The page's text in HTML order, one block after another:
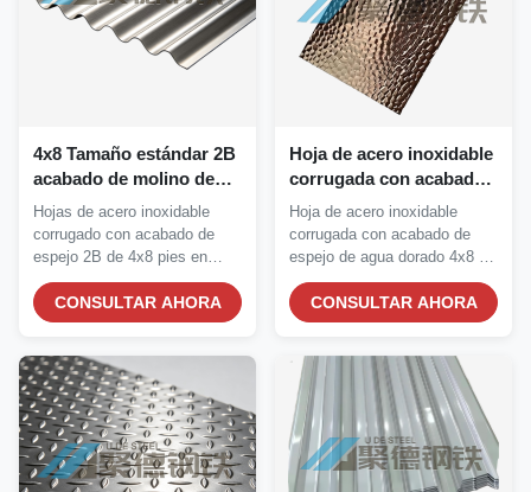
4x8 Tamaño estándar 2B
acabado de molino de
acero inoxidable
corrugado con alta
resistencia a la corrosión
Hojas de acero inoxidable
corrugado con acabado de
espejo 2B de 4x8 pies en
2/3/5 mm de espesor....
CONSULTAR AHORA
Hoja de acero inoxidable
corrugada con acabado
de espejo de agua
dorado de 1,5 mm de
espesor 4X8 para
proyectos decorativos
Hoja de acero inoxidable
corrugada con acabado de
espejo de agua dorado 4x8 de
1,5 mm de bajo...
CONSULTAR AHORA